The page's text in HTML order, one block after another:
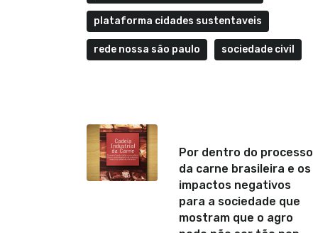
plataforma cidades sustentaveis
rede nossa são paulo sociedade civil
Por dentro do processo
da carne brasileira e os
impactos negativos
para a sociedade que
mostram que o agro